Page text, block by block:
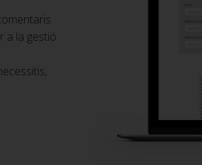
a la gestió